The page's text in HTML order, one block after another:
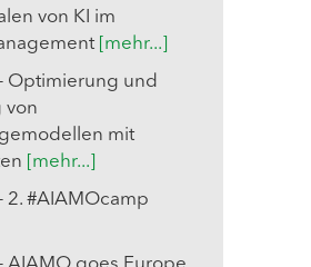
von KI im
[mehr...]
Optimierung und
von
mit
[mehr...]
2. #AIAMOcamp